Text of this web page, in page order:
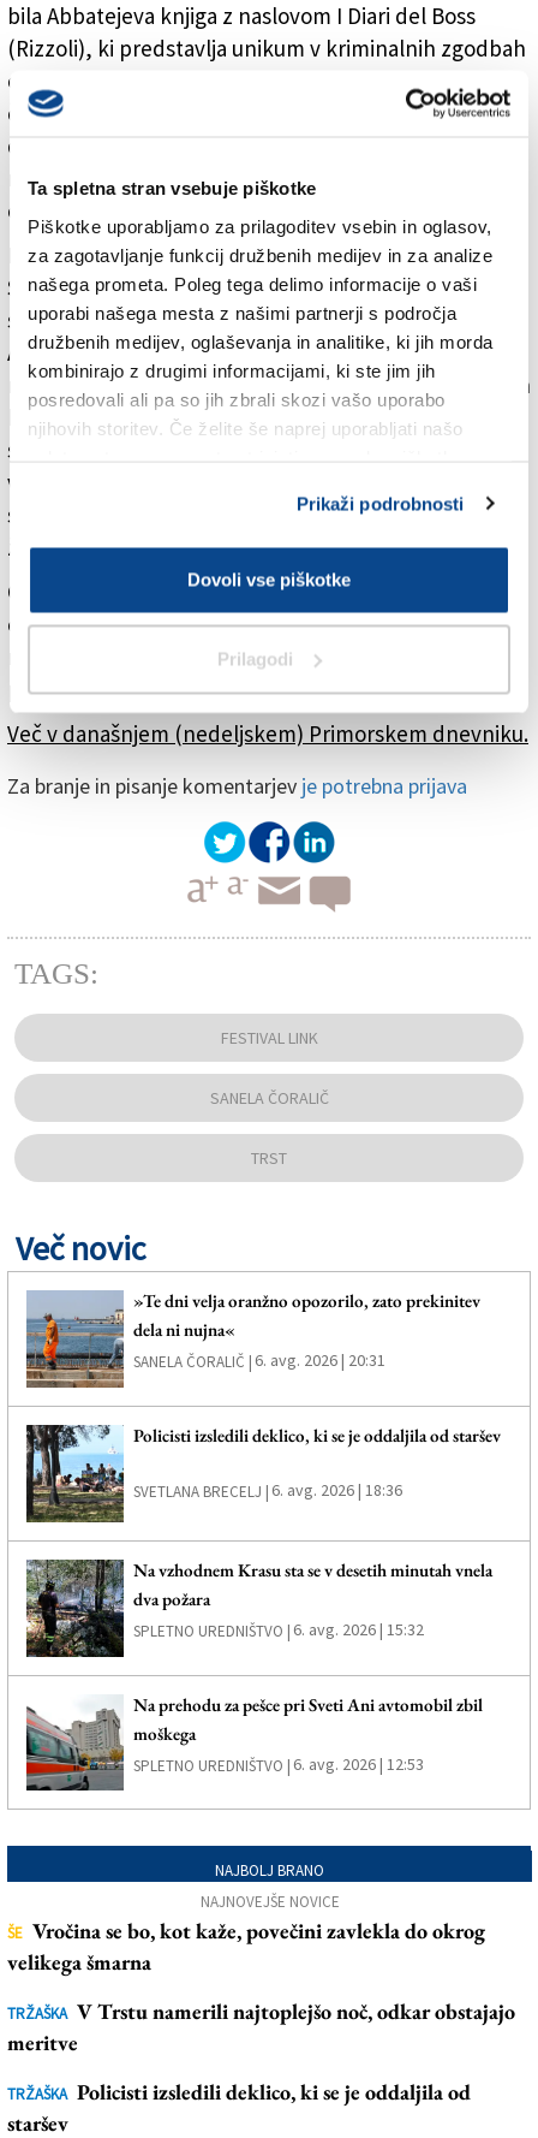
Ta spletna stran vsebuje piškotke
Piškotke uporabljamo za prilagoditev vsebin in oglasov,
za zagotavljanje funkcij družbenih medijev in za analize
našega prometa. Poleg tega delimo informacije o vaši
uporabi našega mesta z našimi partnerji s področja
družbenih medijev, oglaševanja in analitike, ki jih morda
kombinirajo z drugimi informacijami, ki ste jim jih
posredovali ali pa so jih zbrali skozi vašo uporabo
njihovih storitev. Če želite še naprej uporabljati našo
Prikaži podrobnosti
Dovoli vse piškotke
Prilagodi
bila Abbatejeva knjiga z naslovom I Diari del Boss
(Rizzoli), ki predstavlja unikum v kriminalnih zgodbah
o mafijcih, saj ta v fokus postavlja intimno plat
človeka, ki je bil do prijetja pred dvema letoma kar tri
desetletja številka ena na italijanskem seznamu
najbolj iskanih kriminalcev, pri čemer je bila njegova
edina znana fotografija z začetka devetdesetih let.
In kako je lahko naslednik velikih šefov Cose Nostre,
Salvatoreja »Tota« Riine in Bernarda Provenzana, ki
sta umrla v zaporu v letih 2016 in 2017, sploh intimen.
Avtor knjige je intimnost zadnjega botra sicilijanske
mafije, ki so ga poznali tudi pod vzdevkom Diabolik, in
ki je podlegel devet mesecev po aretaciji, podrobno
spoznal preko majhnih lističev, na katere je »boss« z
velikimi tiskanimi črkami, v skoraj manično urejenem
slogu, zapisoval svoje misli, spomine in zapiske o
ženskah, ki so ga spremljale v njegovem življenju.
Gost festivala je spomnil, da zapiski zajemajo 13-letno
obdobje, ti pa so po njegovem jasen poskus
manipulacije, v sklopu katere je želel mafijski šef s
pisano besedo ponarejati resnico.
Več v današnjem (nedeljskem) Primorskem dnevniku.
Za branje in pisanje komentarjev je potrebna prijava
TAGS:
FESTIVAL LINK
SANELA ČORALIČ
TRST
Več novic
»Te dni velja oranžno opozorilo, zato prekinitev
dela ni nujna«
SANELA ČORALIČ | 6. avg. 2026 | 20:31
Policisti izsledili deklico, ki se je oddaljila od staršev
SVETLANA BRECELJ | 6. avg. 2026 | 18:36
Na vzhodnem Krasu sta se v desetih minutah vnela
dva požara
SPLETNO UREDNIŠTVO | 6. avg. 2026 | 15:32
Na prehodu za pešce pri Sveti Ani avtomobil zbil
moškega
SPLETNO UREDNIŠTVO | 6. avg. 2026 | 12:53
NAJBOLJ BRANO
NAJNOVEJŠE NOVICE
ŠE Vročina se bo, kot kaže, povečini zavlekla do okrog
velikega šmarna
TRŽAŠKA V Trstu namerili najtoplejšo noč, odkar obstajajo
meritve
TRŽAŠKA Policisti izsledili deklico, ki se je oddaljila od
staršev